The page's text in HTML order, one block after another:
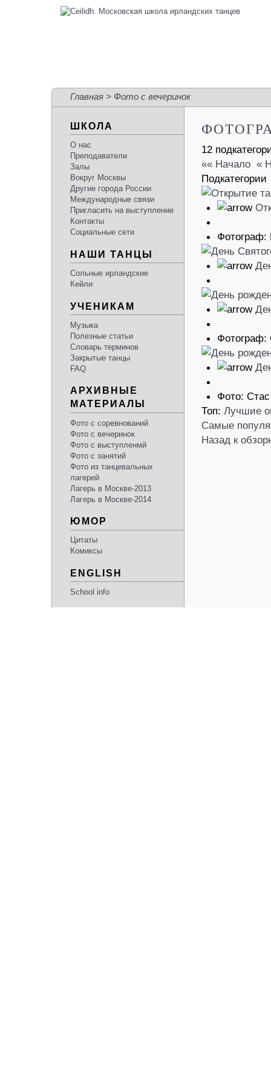
Главная > Фото с вечеринок
ШКОЛА
О нас
Преподаватели
Залы
Вокруг Москвы
Другие города России
Международные связи
Пригласить на выступление
Контакты
Социальные сети
НАШИ ТАНЦЫ
Сольные ирландские
Кейли
УЧЕНИКАМ
Музыка
Полезные статьи
Словарь терминов
Закрытые танцы
FAQ
АРХИВНЫЕ
МАТЕРИАЛЫ
Фото с соревнований
Фото с вечеринок
Фото с выступленмй
Фото с занятий
Фото из танцевальных
лагерей
Лагерь в Москве-2013
Лагерь в Москве-2014
ЮМОР
Цитаты
Комиксы
ENGLISH
School info
12
«« Начало «
Подкатегории
Фотограф:
Фото:
Топ: Лучшие
Самые
Назад к